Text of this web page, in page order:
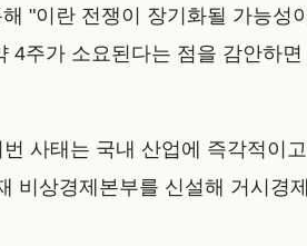
"이란 전쟁이 장기화될 가능성
주가 소요된다는 점을 감안하
사태는 국내 산업에 즉각적이
상경제본부를 신설해 거시경제